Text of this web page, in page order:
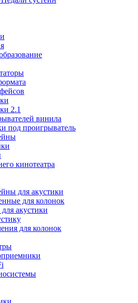
2.1
винила
под проигрыватель
кинотеатра
для акустики
для колонок
акустики
для колонок